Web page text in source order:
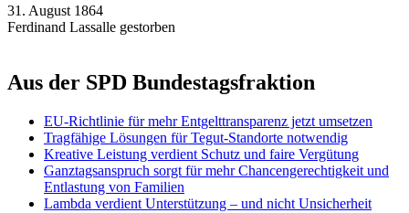
31. August 1864
Ferdinand Lassalle gestorben
Aus der SPD Bundestagsfraktion
EU-Richtlinie für mehr Entgelttransparenz jetzt umsetzen
Tragfähige Lösungen für Tegut-Standorte notwendig
Kreative Leistung verdient Schutz und faire Vergütung
Ganztagsanspruch sorgt für mehr Chancengerechtigkeit und
Entlastung von Familien
Lambda verdient Unterstützung – und nicht Unsicherheit